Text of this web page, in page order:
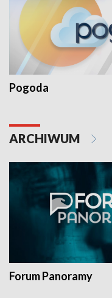
Pogoda
ARCHIWUM
Forum Panoramy